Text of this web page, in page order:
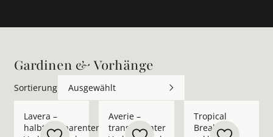
Gardinen & Vorhänge
Sortierung Ausgewählt
Lavera –
halbtransparenter
Averie –
transparenter
Tropical
Break –